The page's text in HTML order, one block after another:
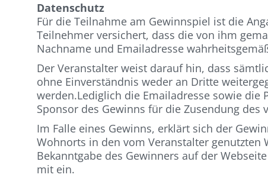
Datenschutz
Für die Teilnahme am Gewinnspiel ist die
Teilnehmer versichert, dass die von ihm
Nachname und Emailadresse
Der Veranstalter weist darauf hin, dass
ohne Einverständnis weder an Dritte
werden.Lediglich die Emailadresse sowie
Sponsor des Gewinns für die Zusendung des
Im Falle eines Gewinns, erklärt sich der
Wohnorts in den vom Veranstalter
Bekanntgabe des Gewinners auf der
mit ein.